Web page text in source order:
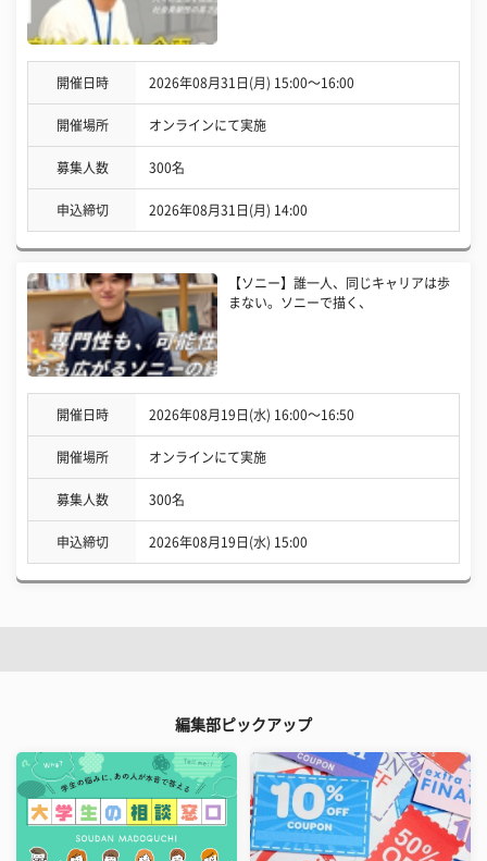
開催日時 2026年08月31日(月) 15:00〜16:00
開催場所 オンラインにて実施
募集人数 300名
申込締切 2026年08月31日(月) 14:00
【ソニー】誰一人、同じキャリアは歩
まない。ソニーで描く、
開催日時 2026年08月19日(水) 16:00〜16:50
開催場所 オンラインにて実施
募集人数 300名
申込締切 2026年08月19日(水) 15:00
編集部ピックアップ